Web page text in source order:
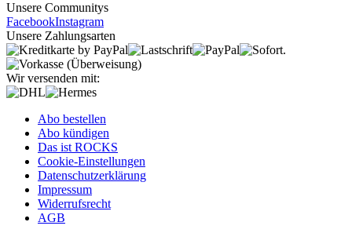
Unsere Communitys
FacebookInstagram
Unsere Zahlungsarten
Wir versenden mit:
Abo bestellen
Abo kündigen
Das ist ROCKS
Cookie-Einstellungen
Datenschutzerklärung
Impressum
Widerrufsrecht
AGB